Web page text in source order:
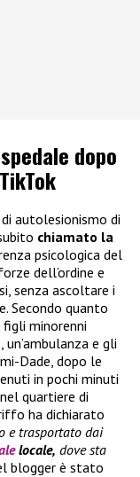
dopo
autolesionismo di
chiamato la
psicologica del
dell’ordine e
senza ascoltare i
Secondo quanto
minorenni
e gli
Dade, dopo le
in pochi minuti
quartiere di
ha dichiarato
e trasportato dai
locale, dove sta
blogger è stato